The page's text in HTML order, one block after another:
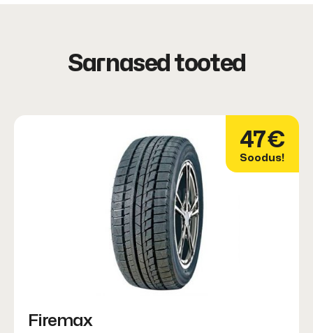
Sarnased tooted
47€
Soodus!
Firemax